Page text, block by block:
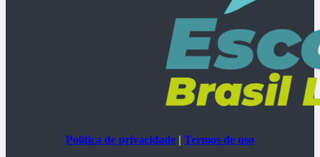
Política de privacidade | Termos de uso